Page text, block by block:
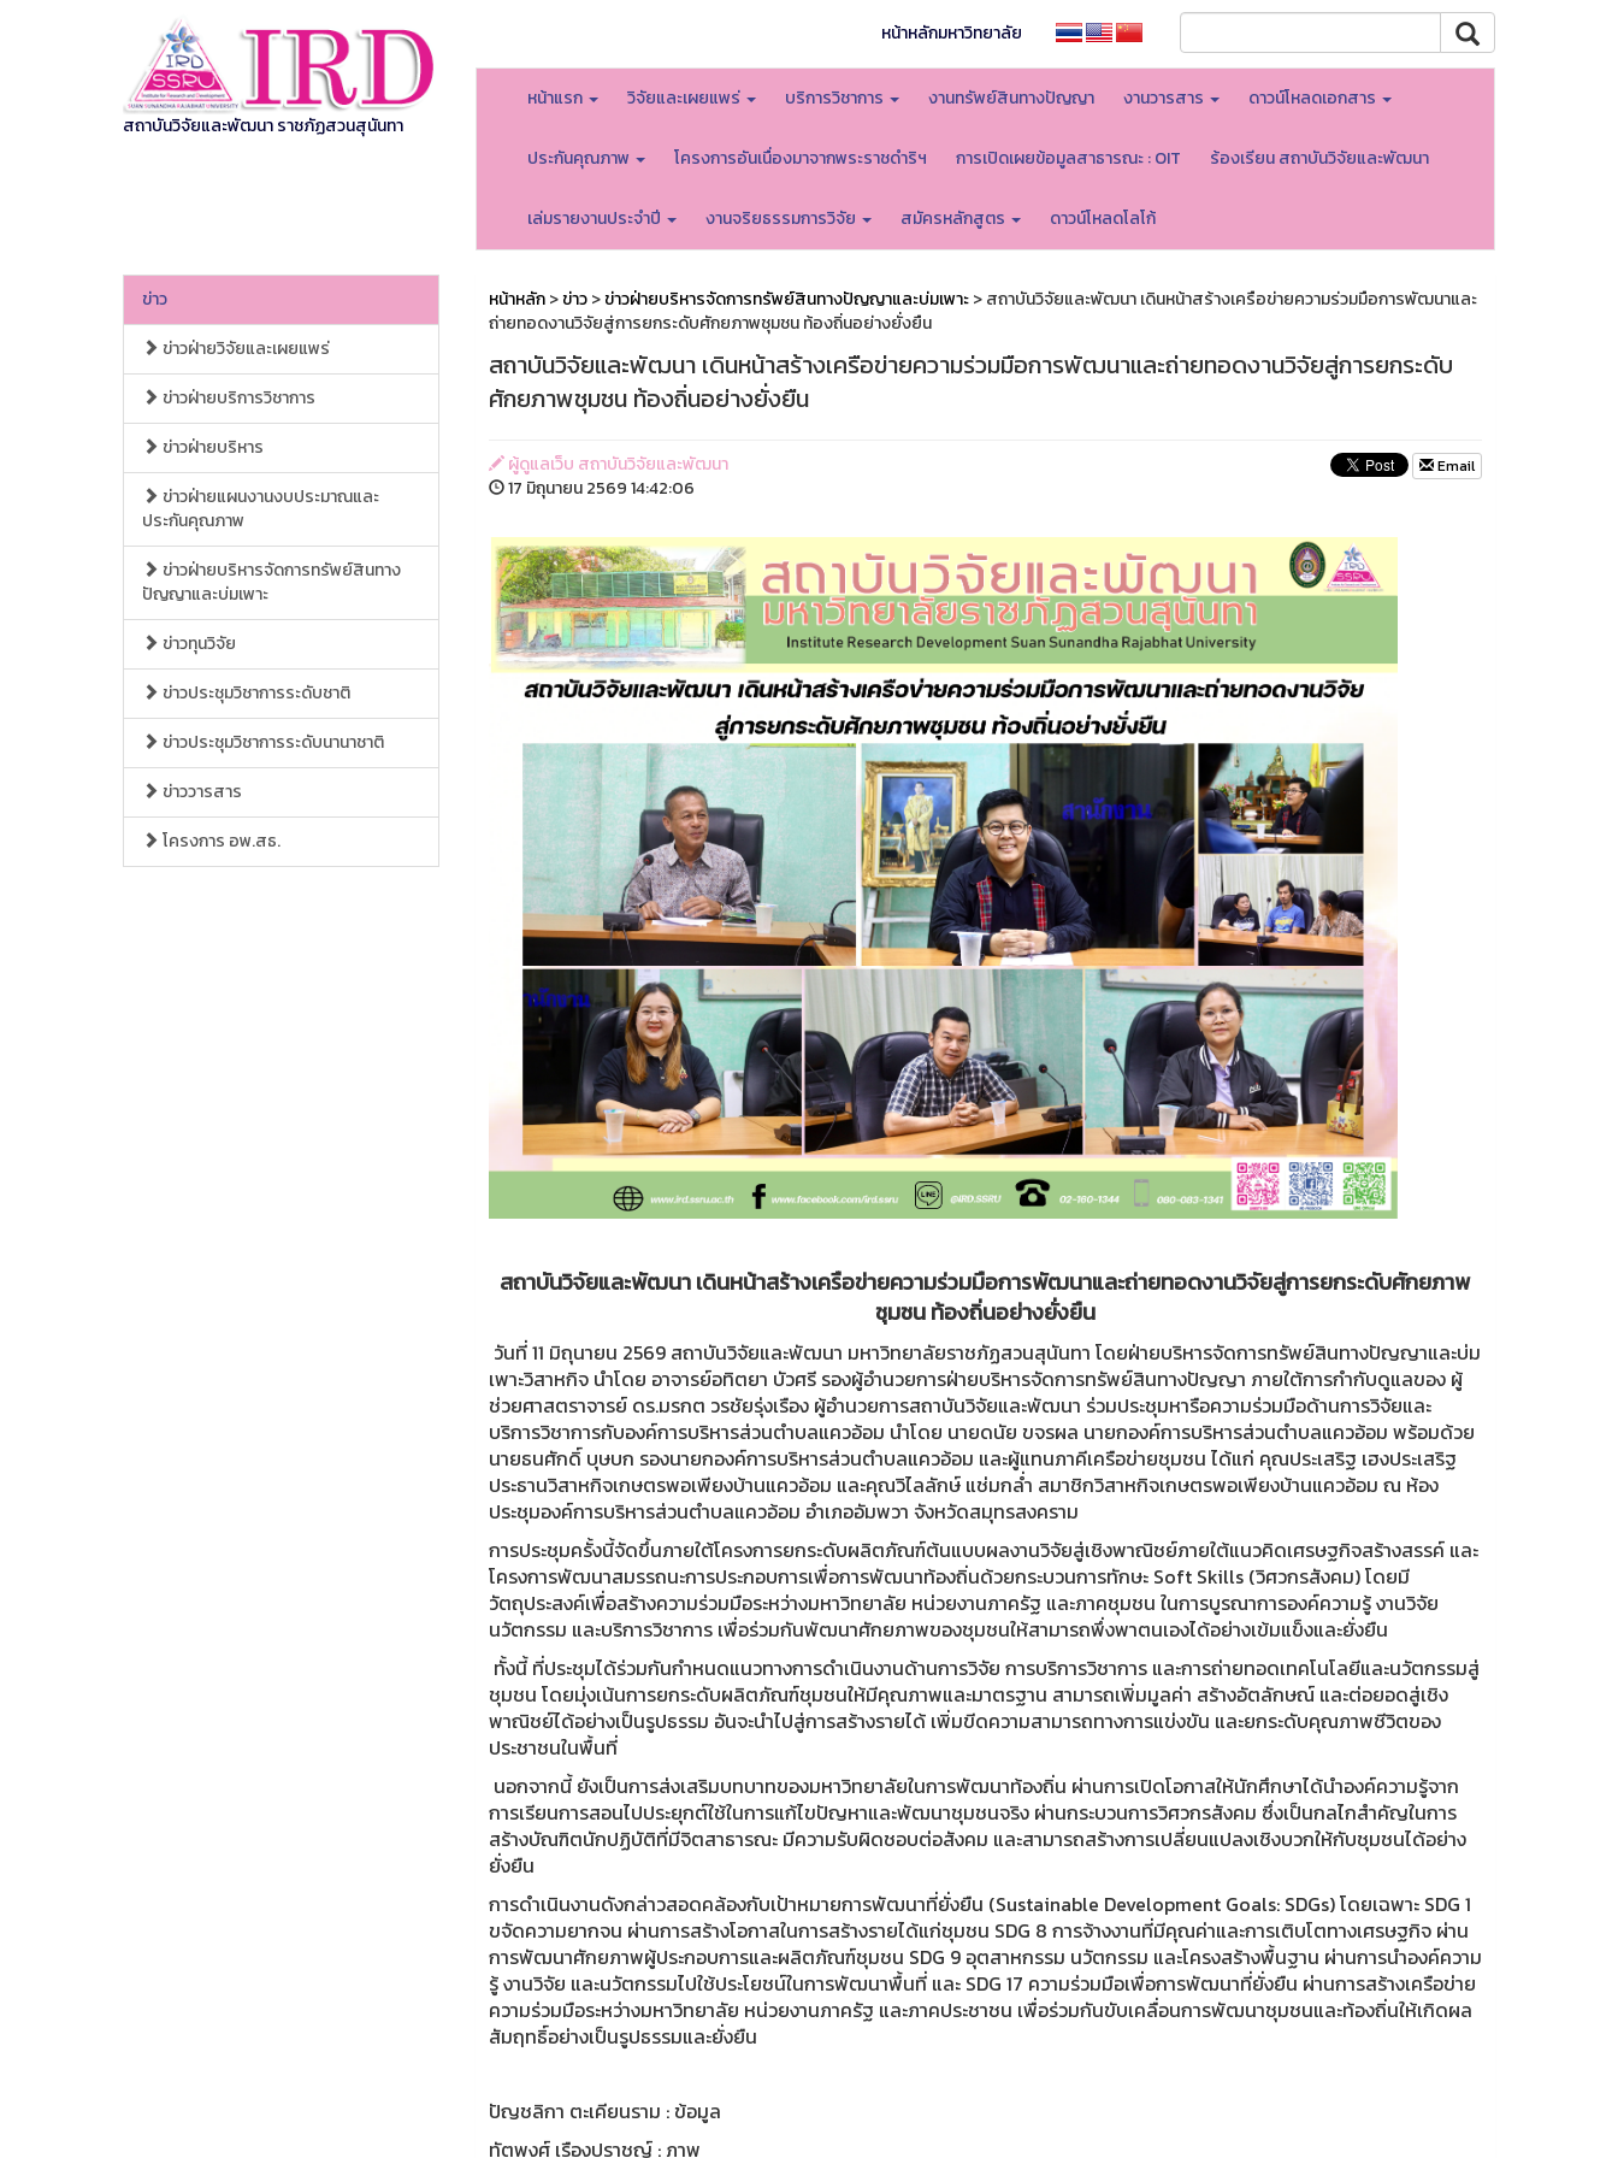
สถาบันวิจัยและพัฒนา ราชภัฏสวนสุนันทา
หน้าหลักมหาวิทยาลัย
หน้าแรก วิจัยและเผยแพร่ บริการวิชาการ งานทรัพย์สินทางปัญญา งานวารสาร ดาวน์โหลดเอกสาร
ประกันคุณภาพ โครงการอันเนื่องมาจากพระราชดำริฯ การเปิดเผยข้อมูลสาธารณะ : OIT ร้องเรียน สถาบันวิจัยและพัฒนา
เล่มรายงานประจำปี งานจริยธรรมการวิจัย สมัครหลักสูตร ดาวน์โหลดโลโก้
ข่าว
ข่าวฝ่ายวิจัยและเผยแพร่
ข่าวฝ่ายบริการวิชาการ
ข่าวฝ่ายบริหาร
ข่าวฝ่ายแผนงานงบประมาณและ
ประกันคุณภาพ
ข่าวฝ่ายบริหารจัดการทรัพย์สินทาง
ปัญญาและบ่มเพาะ
ข่าวทุนวิจัย
ข่าวประชุมวิชาการระดับชาติ
ข่าวประชุมวิชาการระดับนานาชาติ
ข่าววารสาร
โครงการ อพ.สธ.
หน้าหลัก>ข่าว>ข่าวฝ่ายบริหารจัดการทรัพย์สินทางปัญญาและบ่มเพาะ> สถาบันวิจัยและพัฒนา เดินหน้าสร้างเครือข่ายความร่วมมือการพัฒนาและ
ถ่ายทอดงานวิจัยสู่การยกระดับศักยภาพชุมชน ท้องถิ่นอย่างยั่งยืน
สถาบันวิจัยและพัฒนา เดินหน้าสร้างเครือข่ายความร่วมมือการพัฒนาและถ่ายทอดงานวิจัยสู่การยกระดับ
ศักยภาพชุมชน ท้องถิ่นอย่างยั่งยืน
ผู้ดูแลเว็บ สถาบันวิจัยและพัฒนา
17 มิถุนายน 2569 14:42:06
Email
สถาบันวิจัยและพัฒนา เดินหน้าสร้างเครือข่ายความร่วมมือการพัฒนาและถ่ายทอดงานวิจัยสู่การยกระดับศักยภาพ
ชุมชน ท้องถิ่นอย่างยั่งยืน
วันที่ 11 มิถุนายน 2569 สถาบันวิจัยและพัฒนา มหาวิทยาลัยราชภัฏสวนสุนันทา โดยฝ่ายบริหารจัดการทรัพย์สินทางปัญญาและบ่ม
เพาะวิสาหกิจ นำโดย อาจารย์อทิตยา บัวศรี รองผู้อำนวยการฝ่ายบริหารจัดการทรัพย์สินทางปัญญา ภายใต้การกำกับดูแลของ ผู้
ช่วยศาสตราจารย์ ดร.มรกต วรชัยรุ่งเรือง ผู้อำนวยการสถาบันวิจัยและพัฒนา ร่วมประชุมหารือความร่วมมือด้านการวิจัยและ
บริการวิชาการกับองค์การบริหารส่วนตำบลแควอ้อม นำโดย นายดนัย ขจรผล นายกองค์การบริหารส่วนตำบลแควอ้อม พร้อมด้วย
นายธนศักดิ์ บุษบก รองนายกองค์การบริหารส่วนตำบลแควอ้อม และผู้แทนภาคีเครือข่ายชุมชน ได้แก่ คุณประเสริฐ เฮงประเสริฐ
ประธานวิสาหกิจเกษตรพอเพียงบ้านแควอ้อม และคุณวิไลลักษ์ แช่มกล่ำ สมาชิกวิสาหกิจเกษตรพอเพียงบ้านแควอ้อม ณ ห้อง
ประชุมองค์การบริหารส่วนตำบลแควอ้อม อำเภออัมพวา จังหวัดสมุทรสงคราม
การประชุมครั้งนี้จัดขึ้นภายใต้โครงการยกระดับผลิตภัณฑ์ต้นแบบผลงานวิจัยสู่เชิงพาณิชย์ภายใต้แนวคิดเศรษฐกิจสร้างสรรค์ และ
โครงการพัฒนาสมรรถนะการประกอบการเพื่อการพัฒนาท้องถิ่นด้วยกระบวนการทักษะ Soft Skills (วิศวกรสังคม) โดยมี
วัตถุประสงค์เพื่อสร้างความร่วมมือระหว่างมหาวิทยาลัย หน่วยงานภาครัฐ และภาคชุมชน ในการบูรณาการองค์ความรู้ งานวิจัย
นวัตกรรม และบริการวิชาการ เพื่อร่วมกันพัฒนาศักยภาพของชุมชนให้สามารถพึ่งพาตนเองได้อย่างเข้มแข็งและยั่งยืน
ทั้งนี้ ที่ประชุมได้ร่วมกันกำหนดแนวทางการดำเนินงานด้านการวิจัย การบริการวิชาการ และการถ่ายทอดเทคโนโลยีและนวัตกรรมสู่
ชุมชน โดยมุ่งเน้นการยกระดับผลิตภัณฑ์ชุมชนให้มีคุณภาพและมาตรฐาน สามารถเพิ่มมูลค่า สร้างอัตลักษณ์ และต่อยอดสู่เชิง
พาณิชย์ได้อย่างเป็นรูปธรรม อันจะนำไปสู่การสร้างรายได้ เพิ่มขีดความสามารถทางการแข่งขัน และยกระดับคุณภาพชีวิตของ
ประชาชนในพื้นที่
นอกจากนี้ ยังเป็นการส่งเสริมบทบาทของมหาวิทยาลัยในการพัฒนาท้องถิ่น ผ่านการเปิดโอกาสให้นักศึกษาได้นำองค์ความรู้จาก
การเรียนการสอนไปประยุกต์ใช้ในการแก้ไขปัญหาและพัฒนาชุมชนจริง ผ่านกระบวนการวิศวกรสังคม ซึ่งเป็นกลไกสำคัญในการ
สร้างบัณฑิตนักปฏิบัติที่มีจิตสาธารณะ มีความรับผิดชอบต่อสังคม และสามารถสร้างการเปลี่ยนแปลงเชิงบวกให้กับชุมชนได้อย่าง
ยั่งยืน
การดำเนินงานดังกล่าวสอดคล้องกับเป้าหมายการพัฒนาที่ยั่งยืน (Sustainable Development Goals: SDGs) โดยเฉพาะ SDG 1
ขจัดความยากจน ผ่านการสร้างโอกาสในการสร้างรายได้แก่ชุมชน SDG 8 การจ้างงานที่มีคุณค่าและการเติบโตทางเศรษฐกิจ ผ่าน
การพัฒนาศักยภาพผู้ประกอบการและผลิตภัณฑ์ชุมชน SDG 9 อุตสาหกรรม นวัตกรรม และโครงสร้างพื้นฐาน ผ่านการนำองค์ความ
รู้ งานวิจัย และนวัตกรรมไปใช้ประโยชน์ในการพัฒนาพื้นที่ และ SDG 17 ความร่วมมือเพื่อการพัฒนาที่ยั่งยืน ผ่านการสร้างเครือข่าย
ความร่วมมือระหว่างมหาวิทยาลัย หน่วยงานภาครัฐ และภาคประชาชน เพื่อร่วมกันขับเคลื่อนการพัฒนาชุมชนและท้องถิ่นให้เกิดผล
สัมฤทธิ์อย่างเป็นรูปธรรมและยั่งยืน
ปัญชลิกา ตะเคียนราม : ข้อมูล
ทัตพงศ์ เรืองปราชญ์ : ภาพ